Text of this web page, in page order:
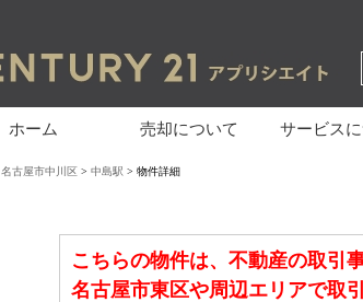
ホーム 売却について サービス
名古屋市中川区 > 中島駅 > 物件詳細
こちらの物件は、不動産の取引
名古屋市東区や周辺エリアで取